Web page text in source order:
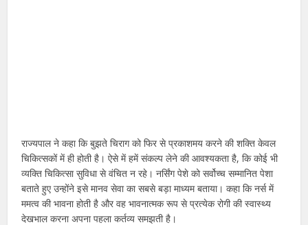
राज्यपाल ने कहा कि बुझते चिराग को फिर से प्रकाशमय करने की शक्ति केवल
चिकित्सकों में ही होती है। ऐसे में हमें संकल्प लेने की आवश्यकता है, कि कोई भी
व्यक्ति चिकित्सा सुविधा से वंचित न रहे। नर्सिंग पेशे को सर्वोच्च सम्मानित पेशा
बताते हुए उन्होंने इसे मानव सेवा का सबसे बड़ा माध्यम बताया। कहा कि नर्स में
ममत्व की भावना होती है और वह भावनात्मक रूप से प्रत्येक रोगी की स्वास्थ्य
देखभाल करना अपना पहला कर्तव्य समझती है।